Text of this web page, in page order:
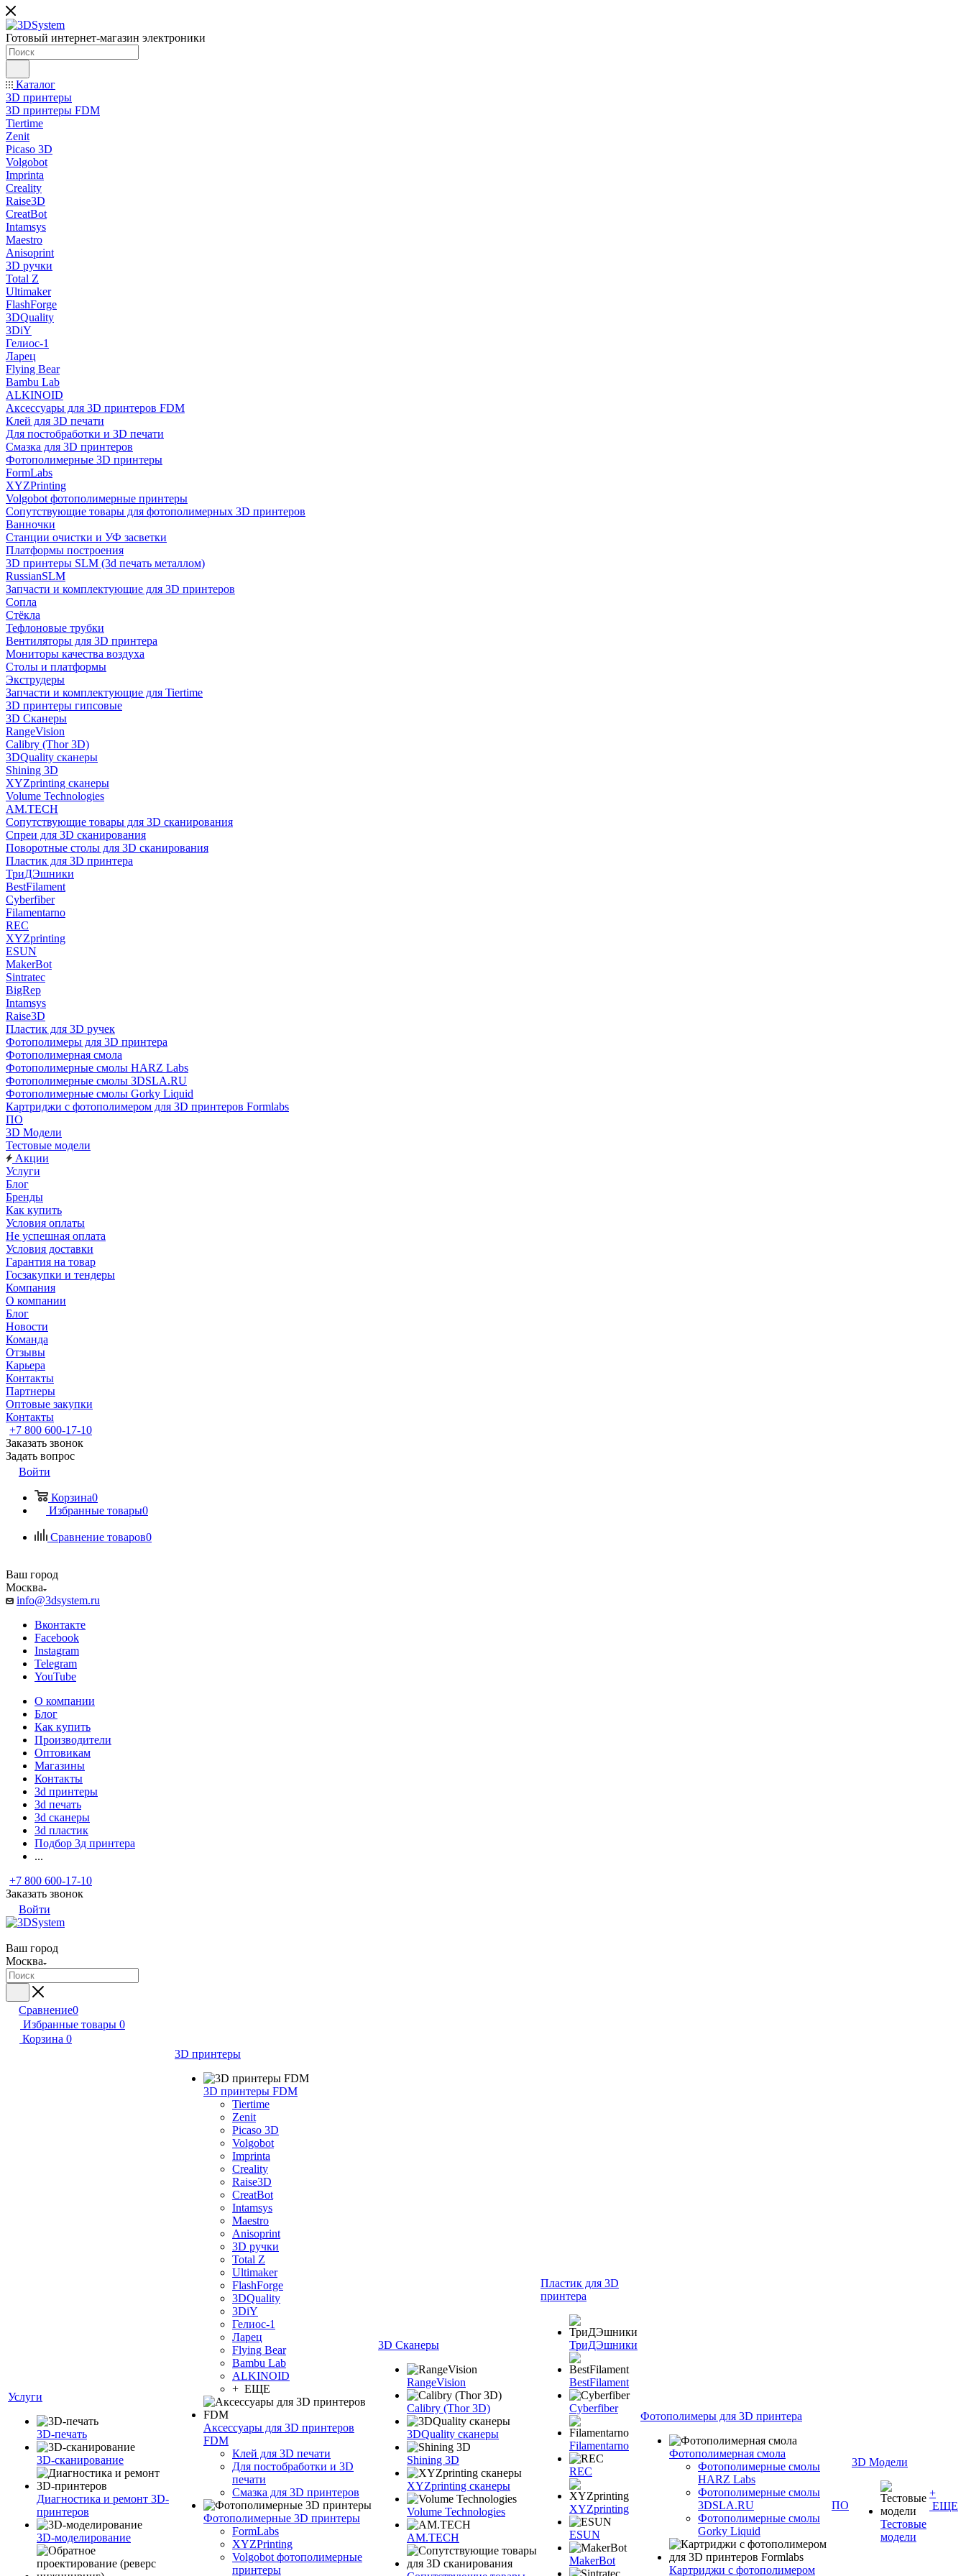
Готовый интернет-магазин электроники
Каталог
3D принтеры
3D принтеры FDM
Tiertime
Zenit
Picaso 3D
Volgobot
Imprinta
Creality
Raise3D
CreatBot
Intamsys
Maestro
Anisoprint
3D ручки
Total Z
Ultimaker
FlashForge
3DQuality
3DiY
Гелиос-1
Ларец
Flying Bear
Bambu Lab
ALKINOID
Аксессуары для 3D принтеров FDM
Клей для 3D печати
Для постобработки и 3D печати
Смазка для 3D принтеров
Фотополимерные 3D принтеры
FormLabs
XYZPrinting
Volgobot фотополимерные принтеры
Сопутствующие товары для фотополимерных 3D принтеров
Ванночки
Станции очистки и УФ засветки
Платформы построения
3D принтеры SLM (3d печать металлом)
RussianSLM
Запчасти и комплектующие для 3D принтеров
Сопла
Cтёкла
Тефлоновые трубки
Вентиляторы для 3D принтера
Мониторы качества воздуха
Столы и платформы
Экструдеры
Запчасти и комплектующие для Tiertime
3D принтеры гипсовые
3D Сканеры
RangeVision
Calibry (Thor 3D)
3DQuality сканеры
Shining 3D
XYZprinting сканеры
Volume Technologies
AM.TECH
Сопутствующие товары для 3D сканирования
Спреи для 3D сканирования
Поворотные столы для 3D сканирования
Пластик для 3D принтера
ТриДЭшники
BestFilament
Cyberfiber
Filamentarno
REC
XYZprinting
ESUN
MakerBot
Sintratec
BigRep
Intamsys
Raise3D
Пластик для 3D ручек
Фотополимеры для 3D принтера
Фотополимерная смола
Фотополимерные смолы HARZ Labs
Фотополимерные смолы 3DSLA.RU
Фотополимерные смолы Gorky Liquid
Картриджи с фотополимером для 3D принтеров Formlabs
ПО
3D Модели
Тестовые модели
Акции
Услуги
Блог
Бренды
Как купить
Условия оплаты
Не успешная оплата
Условия доставки
Гарантия на товар
Госзакупки и тендеры
Компания
О компании
Блог
Новости
Команда
Отзывы
Карьера
Контакты
Партнеры
Оптовые закупки
Контакты
+7 800 600-17-10
Заказать звонок
Задать вопрос
Войти
Корзина0
Избранные товары0
Сравнение товаров0
Ваш город
Москва
info@3dsystem.ru
Вконтакте
Facebook
Instagram
Telegram
YouTube
О компании
Блог
Как купить
Производители
Оптовикам
Магазины
Контакты
3d принтеры
3d печать
3d сканеры
3d пластик
Подбор 3д принтера
...
+7 800 600-17-10
Заказать звонок
Войти
Ваш город
Москва
Сравнение0
Избранные товары 0
Корзина 0
Услуги
3D-печать
3D-сканирование
Диагностика и ремонт 3D-
принтеров
3D-моделирование
3D принтеры
3D принтеры FDM
Tiertime
Zenit
Picaso 3D
Volgobot
Imprinta
Creality
Raise3D
CreatBot
Intamsys
Maestro
Anisoprint
3D ручки
Total Z
Ultimaker
FlashForge
3DQuality
3DiY
Гелиос-1
Ларец
Flying Bear
Bambu Lab
ALKINOID
+ ЕЩЕ
Аксессуары для 3D принтеров
FDM
Клей для 3D печати
Для постобработки и 3D
печати
Смазка для 3D принтеров
Фотополимерные 3D принтеры
FormLabs
XYZPrinting
Volgobot фотополимерные
принтеры
3D Сканеры
RangeVision
Calibry (Thor 3D)
3DQuality сканеры
Shining 3D
XYZprinting сканеры
Volume Technologies
AM.TECH
Пластик для 3D
принтера
ТриДЭшники
BestFilament
Cyberfiber
Filamentarno
REC
XYZprinting
ESUN
MakerBot
Фотополимеры для 3D принтера
Фотополимерная смола
Фотополимерные смолы
HARZ Labs
Фотополимерные смолы
3DSLA.RU
Фотополимерные смолы
Gorky Liquid
Картриджи с фотополимером
ПО
3D Модели
Тестовые
модели
+
ЕЩЕ